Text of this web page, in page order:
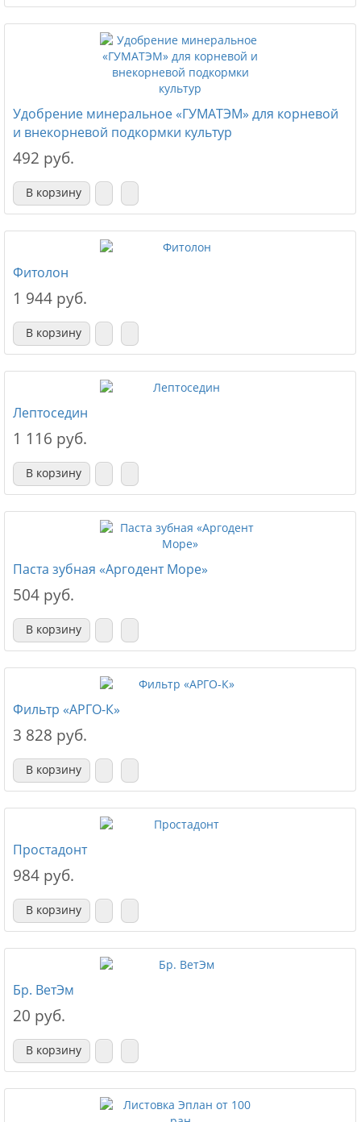
Удобрение минеральное «ГУМАТЭМ» для корневой
и внекорневой подкормки культур
492 руб.
В корзину
Фитолон
1 944 руб.
В корзину
Лептоседин
1 116 руб.
В корзину
Паста зубная «Аргодент Море»
504 руб.
В корзину
Фильтр «АРГО-К»
3 828 руб.
В корзину
Простадонт
984 руб.
В корзину
Бр. ВетЭм
20 руб.
В корзину